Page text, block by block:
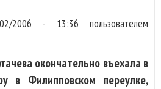
2006 - 13:36 пользователем
окончательно въехала в
в Филипповском переулке,